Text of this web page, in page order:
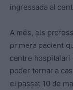
ingressada al
A més, els
primera pacient
centre hospitalari
poder tornar a
el passat 10 de